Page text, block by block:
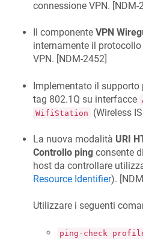
connessione VPN. [NDM-
Il componente VPN
internamente il
VPN. [NDM-2452]
Implementato il supporto
tag 802.1Q su interfacce
WifiStation (Wireless
La nuova modalità URI
Controllo ping consente
host da controllare
Resource Identifier). [
Utilizzare i seguenti
ping-check